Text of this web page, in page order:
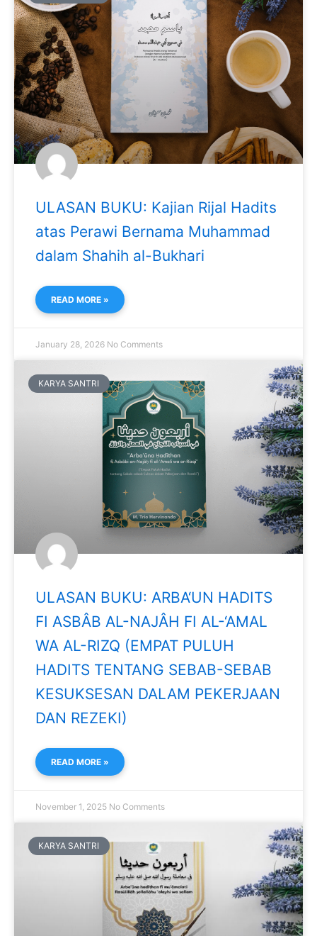
ULASAN BUKU: Kajian Rijal Hadits
atas Perawi Bernama Muhammad
dalam Shahih al-Bukhari
READ MORE »
January 28, 2026 No Comments
KARYA SANTRI
ULASAN BUKU: ARBA‘UN HADITS
FI ASBÂB AL-NAJÂH FI AL-‘AMAL
WA AL-RIZQ (EMPAT PULUH
HADITS TENTANG SEBAB-SEBAB
KESUKSESAN DALAM PEKERJAAN
DAN REZEKI)
READ MORE »
November 1, 2025 No Comments
KARYA SANTRI